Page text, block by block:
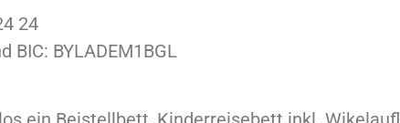
24
BIC: BYLADEM1BGL